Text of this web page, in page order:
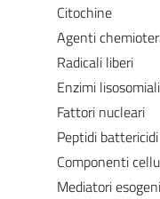
Citochine
Agenti
Radicali liberi
Enzimi lisosomiali
Fattori nucleari
Peptidi battericidi
Componenti
Mediatori